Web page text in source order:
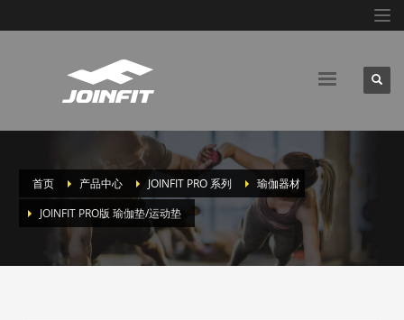
首页 产品中心 JOINFIT PRO 系列
瑜伽器材
JOINFIT PRO版 瑜伽垫/运动垫